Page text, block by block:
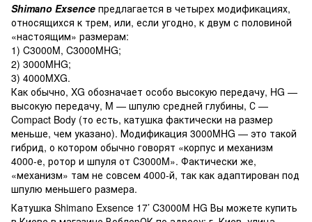
Shimаno Exsence предлагается в четырех модификациях,
относящихся к трем, или, если угодно, к двум с половиной
«настоящим» размерам:
1) C3000M, C3000MHG;
2) 3000MHG;
3) 4000MXG.
Как обычно, XG обозначает особо высокую передачу, HG —
высокую передачу, M — шпулю средней глубины, С —
Compact Body (то есть, катушка фактически на размер
меньше, чем указано). Модификация 3000MHG — это такой
гибрид, о котором обычно говорят «корпус и механизм
4000-е, ротор и шпуля от С3000M». Фактически же,
«механизм» там не совсем 4000-й, так как адаптирован под
шпулю меньшего размера.
Катушка Shimano Exsence 17’ C3000M HG Вы можете купить